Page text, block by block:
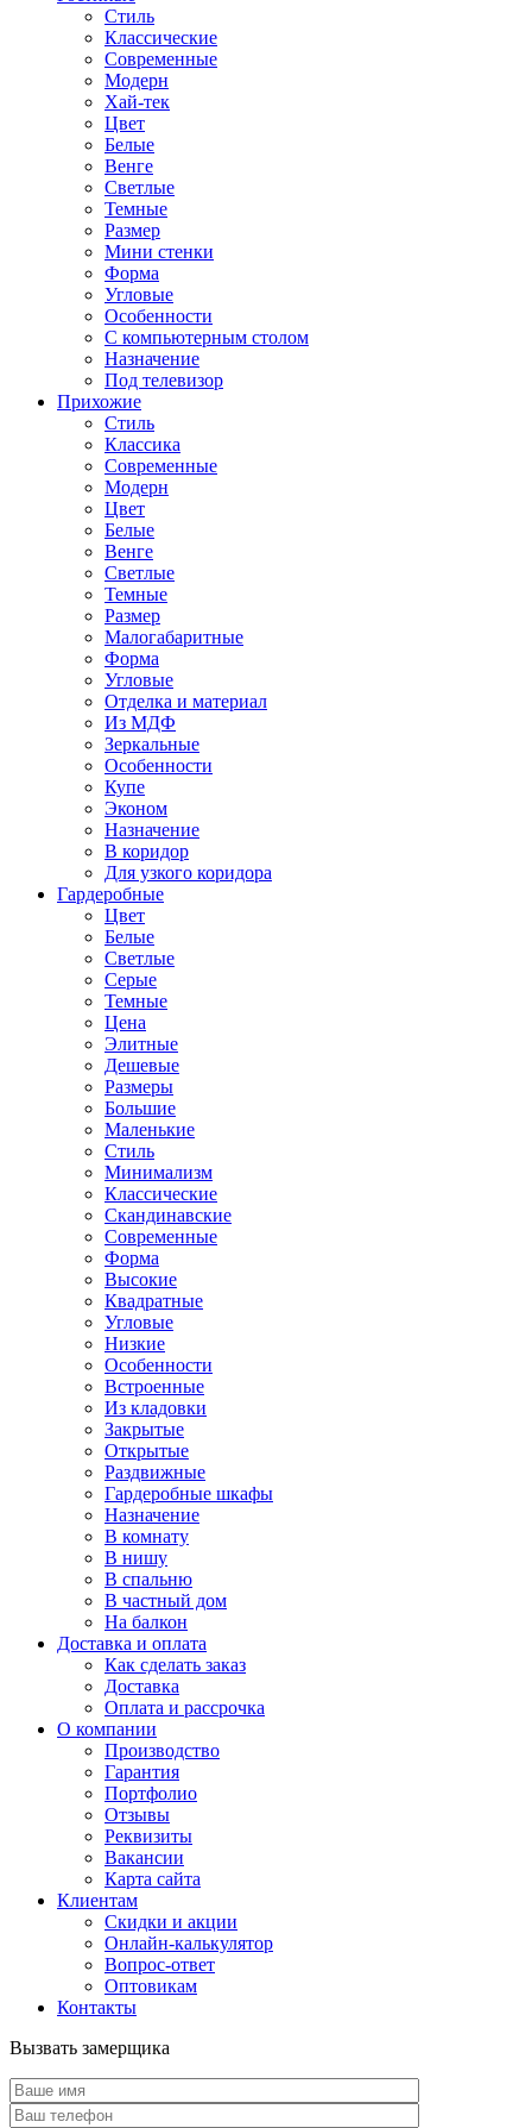
Стиль
Классические
Современные
Модерн
Хай-тек
Цвет
Белые
Венге
Светлые
Темные
Размер
Мини стенки
Форма
Угловые
Особенности
С компьютерным столом
Назначение
Под телевизор
Прихожие
Стиль
Классика
Современные
Модерн
Цвет
Белые
Венге
Светлые
Темные
Размер
Малогабаритные
Форма
Угловые
Отделка и материал
Из МДФ
Зеркальные
Особенности
Купе
Эконом
Назначение
В коридор
Для узкого коридора
Гардеробные
Цвет
Белые
Светлые
Серые
Темные
Цена
Элитные
Дешевые
Размеры
Большие
Маленькие
Стиль
Минимализм
Классические
Скандинавские
Современные
Форма
Высокие
Квадратные
Угловые
Низкие
Особенности
Встроенные
Из кладовки
Закрытые
Открытые
Раздвижные
Гардеробные шкафы
Назначение
В комнату
В нишу
В спальню
В частный дом
На балкон
Доставка и оплата
Как сделать заказ
Доставка
Оплата и рассрочка
О компании
Производство
Гарантия
Портфолио
Отзывы
Реквизиты
Вакансии
Карта сайта
Клиентам
Скидки и акции
Онлайн-калькулятор
Вопрос-ответ
Оптовикам
Контакты
Вызвать замерщика